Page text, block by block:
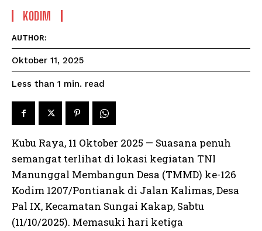
KODIM
AUTHOR:
Oktober 11, 2025
Less than 1 min. read
Kubu Raya, 11 Oktober 2025 — Suasana penuh
semangat terlihat di lokasi kegiatan TNI
Manunggal Membangun Desa (TMMD) ke-126
Kodim 1207/Pontianak di Jalan Kalimas, Desa
Pal IX, Kecamatan Sungai Kakap, Sabtu
(11/10/2025). Memasuki hari ketiga